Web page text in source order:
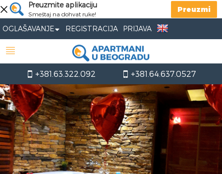
Preuzmite aplikaciju
Smeštaj na dohvat ruke!
Preuzmi
OGLAŠAVANJE REGISTRACIJA PRIJAVA
+381.63.322.092 +381.64.637.0527